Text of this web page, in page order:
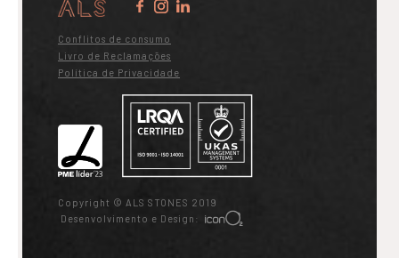
Conflitos de consumo
Livro de Reclamações
Política de Privacidade
Copyright © ALS STONES 2019
Desenvolvimento e Design: